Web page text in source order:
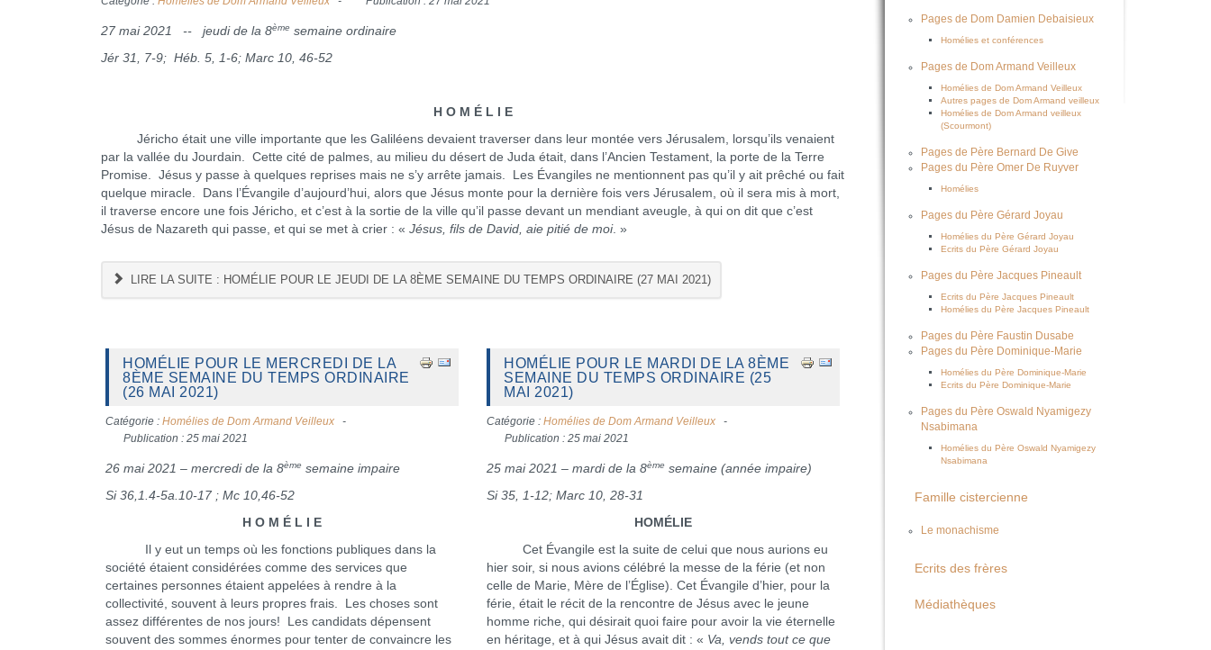
27 mai 2021 -- jeudi de la 8ème semaine ordinaire
Jér 31, 7-9; Héb. 5, 1-6; Marc 10, 46-52
H O M É L I E
Jéricho était une ville importante que les Galiléens devaient traverser dans leur montée vers Jérusalem, lorsqu’ils venaient
par la vallée du Jourdain. Cette cité de palmes, au milieu du désert de Juda était, dans l’Ancien Testament, la porte de la Terre
Promise. Jésus y passe à quelques reprises mais ne s’y arrête jamais. Les Évangiles ne mentionnent pas qu’il y ait prêché ou fait
quelque miracle. Dans l’Évangile d’aujourd’hui, alors que Jésus monte pour la dernière fois vers Jérusalem, où il sera mis à mort,
il traverse encore une fois Jéricho, et c’est à la sortie de la ville qu’il passe devant un mendiant aveugle, à qui on dit que c’est
Jésus de Nazareth qui passe, et qui se met à crier : « Jésus, fils de David, aie pitié de moi. »
LIRE LA SUITE : HOMÉLIE POUR LE JEUDI DE LA 8ÈME SEMAINE DU TEMPS ORDINAIRE (27 MAI 2021)
HOMÉLIE POUR LE MERCREDI DE LA
8ÈME SEMAINE DU TEMPS ORDINAIRE
(26 MAI 2021)
Catégorie : Homélies de Dom Armand Veilleux
Publication : 25 mai 2021
26 mai 2021 – mercredi de la 8ème semaine impaire
Si 36,1.4-5a.10-17 ; Mc 10,46-52
H O M É L I E
Il y eut un temps où les fonctions publiques dans la
société étaient considérées comme des services que
certaines personnes étaient appelées à rendre à la
collectivité, souvent à leurs propres frais. Les choses sont
assez différentes de nos jours! Les candidats dépensent
souvent des sommes énormes pour tenter de convaincre les
HOMÉLIE POUR LE MARDI DE LA 8ÈME
SEMAINE DU TEMPS ORDINAIRE (25
MAI 2021)
Catégorie :Homélies de Dom Armand Veilleux
Publication : 25 mai 2021
25 mai 2021 – mardi de la 8ème semaine (année impaire)
Si 35, 1-12; Marc 10, 28-31
HOMÉLIE
Cet Évangile est la suite de celui que nous aurions eu
hier soir, si nous avions célébré la messe de la férie (et non
celle de Marie, Mère de l’Église). Cet Évangile d’hier, pour la
férie, était le récit de la rencontre de Jésus avec le jeune
homme riche, qui désirait quoi faire pour avoir la vie éternelle
en héritage, et à qui Jésus avait dit : « Va, vends tout ce que
Pages de Dom Damien Debaisieux
Homélies et conférences
Pages de Dom Armand Veilleux
Homélies de Dom Armand Veilleux
Autres pages de Dom Armand veilleux
Homélies de Dom Armand veilleux
(Scourmont)
Pages de Père Bernard De Give
Pages du Père Omer De Ruyver
Homélies
Pages du Père Gérard Joyau
Homélies du Père Gérard Joyau
Ecrits du Père Gérard Joyau
Pages du Père Jacques Pineault
Ecrits du Père Jacques Pineault
Homélies du Père Jacques Pineault
Pages du Père Faustin Dusabe
Pages du Père Dominique-Marie
Homélies du Père Dominique-Marie
Ecrits du Père Dominique-Marie
Pages du Père Oswald Nyamigezy
Nsabimana
Homélies du Père Oswald Nyamigezy
Nsabimana
Famille cistercienne
Le monachisme
Ecrits des frères
Médiathèques